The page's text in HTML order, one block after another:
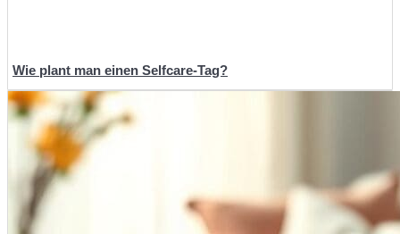
Wie plant man einen Selfcare-Tag?